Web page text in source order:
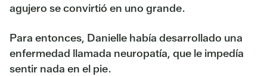
agujero se convirtió en uno grande.
Para entonces, Danielle había desarrollado una
enfermedad llamada neuropatía, que le impedía
sentir nada en el pie.